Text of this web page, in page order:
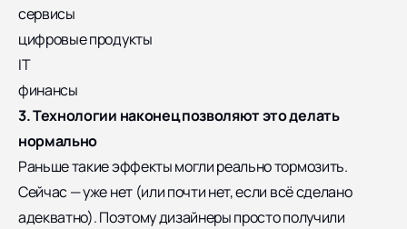
сервисы
цифровые продукты
IT
финансы
3. Технологии наконец позволяют это делать
нормально
Раньше такие эффекты могли реально тормозить.
Сейчас — уже нет (или почти нет, если всё сделано
адекватно). Поэтому дизайнеры просто получили